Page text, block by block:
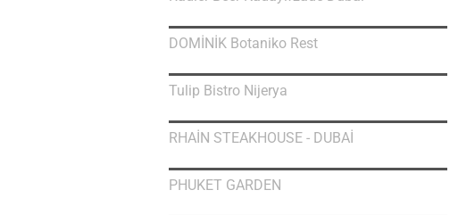
DOMİNİK Botaniko Rest
Tulip Bistro Nijerya
RHAİN STEAKHOUSE - DUBAİ
PHUKET GARDEN